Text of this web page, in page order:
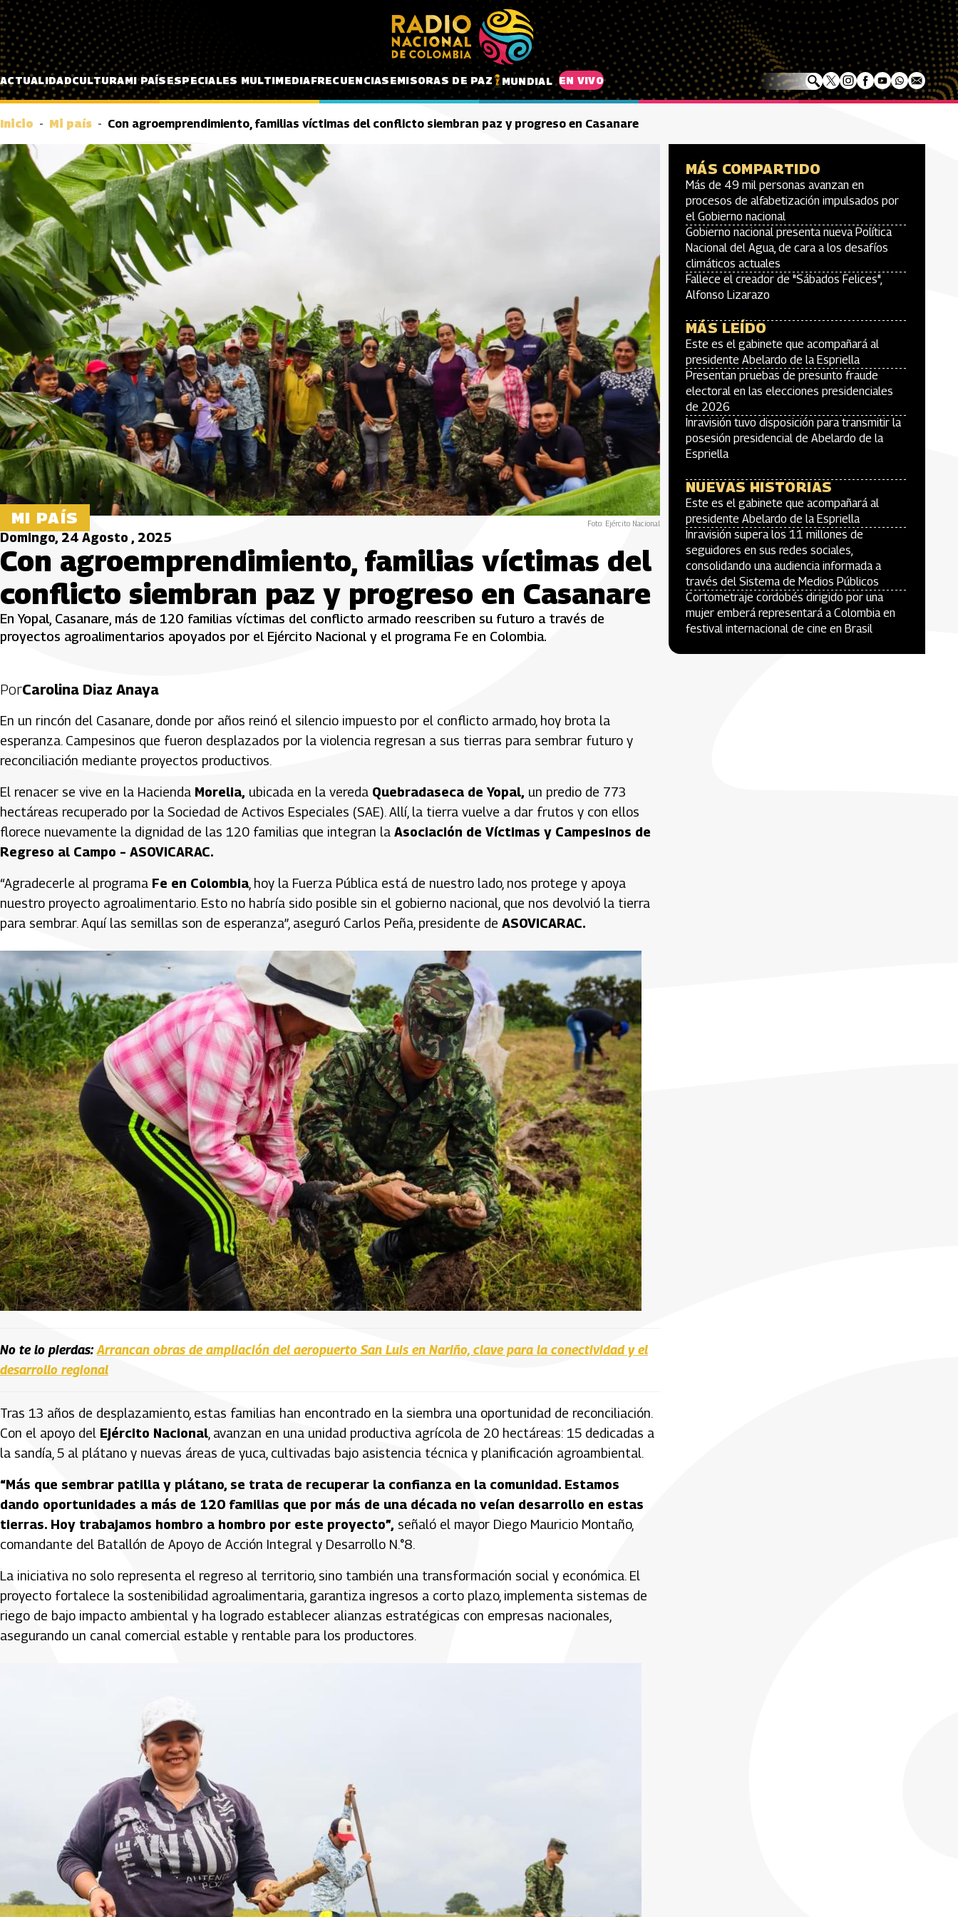
Pasar al contenido principal
ACTUALIDADCULTURAMI PAÍSESPECIALES MULTIMEDIAFRECUENCIASEMISORAS DE PAZ MUNDIAL EN VIVO
Inicio Mi país Con agroemprendimiento, familias víctimas del conflicto siembran paz y progreso en Casanare
MI PAÍS Foto: Ejército Nacional
Domingo, 24 Agosto , 2025
Con agroemprendimiento, familias víctimas del
conflicto siembran paz y progreso en Casanare
En Yopal, Casanare, más de 120 familias víctimas del conflicto armado reescriben su futuro a través de
proyectos agroalimentarios apoyados por el Ejército Nacional y el programa Fe en Colombia.
PorCarolina Diaz Anaya
En un rincón del Casanare, donde por años reinó el silencio impuesto por el conflicto armado, hoy brota la
esperanza. Campesinos que fueron desplazados por la violencia regresan a sus tierras para sembrar futuro y
reconciliación mediante proyectos productivos.
El renacer se vive en la Hacienda Morelia, ubicada en la vereda Quebradaseca de Yopal, un predio de 773
hectáreas recuperado por la Sociedad de Activos Especiales (SAE). Allí, la tierra vuelve a dar frutos y con ellos
florece nuevamente la dignidad de las 120 familias que integran la Asociación de Víctimas y Campesinos de
Regreso al Campo – ASOVICARAC.
“Agradecerle al programa Fe en Colombia , hoy la Fuerza Pública está de nuestro lado, nos protege y apoya
nuestro proyecto agroalimentario. Esto no habría sido posible sin el gobierno nacional, que nos devolvió la tierra
para sembrar. Aquí las semillas son de esperanza”, aseguró Carlos Peña, presidente de ASOVICARAC.
No te lo pierdas: Arrancan obras de ampliación del aeropuerto San Luis en Nariño, clave para la conectividad y el
desarrollo regional
Tras 13 años de desplazamiento, estas familias han encontrado en la siembra una oportunidad de reconciliación.
Con el apoyo del Ejército Nacional , avanzan en una unidad productiva agrícola de 20 hectáreas: 15 dedicadas a
la sandía, 5 al plátano y nuevas áreas de yuca, cultivadas bajo asistencia técnica y planificación agroambiental.
“Más que sembrar patilla y plátano, se trata de recuperar la confianza en la comunidad. Estamos
dando oportunidades a más de 120 familias que por más de una década no veían desarrollo en estas
tierras. Hoy trabajamos hombro a hombro por este proyecto”, señaló el mayor Diego Mauricio Montaño,
comandante del Batallón de Apoyo de Acción Integral y Desarrollo N.°8.
La iniciativa no solo representa el regreso al territorio, sino también una transformación social y económica. El
proyecto fortalece la sostenibilidad agroalimentaria, garantiza ingresos a corto plazo, implementa sistemas de
riego de bajo impacto ambiental y ha logrado establecer alianzas estratégicas con empresas nacionales,
asegurando un canal comercial estable y rentable para los productores.
MÁS COMPARTIDO
Más de 49 mil personas avanzan en
procesos de alfabetización impulsados por
el Gobierno nacional
Gobierno nacional presenta nueva Política
Nacional del Agua, de cara a los desafíos
climáticos actuales
Fallece el creador de "Sábados Felices",
Alfonso Lizarazo
MÁS LEÍDO
Este es el gabinete que acompañará al
presidente Abelardo de la Espriella
Presentan pruebas de presunto fraude
electoral en las elecciones presidenciales
de 2026
Inravisión tuvo disposición para transmitir la
posesión presidencial de Abelardo de la
Espriella
NUEVAS HISTORIAS
Este es el gabinete que acompañará al
presidente Abelardo de la Espriella
Inravisión supera los 11 millones de
seguidores en sus redes sociales,
consolidando una audiencia informada a
través del Sistema de Medios Públicos
Cortometraje cordobés dirigido por una
mujer emberá representará a Colombia en
festival internacional de cine en Brasil